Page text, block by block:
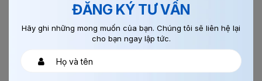
CÁC LƯU Ý CẦN NHỚ KHI CHUẨN BỊ THỦ TỤC...
Thủ tục đi du học Hàn Quốc bao gồm những nội dung
gì? Làm hồ sơ du học Hàn Quốc có phức tạp và rắc...
ĐĂNG KÝ TƯ VẤN
Hãy ghi những mong muốn của bạn. Chúng tôi sẽ liên hệ lại
cho bạn ngay lập tức.